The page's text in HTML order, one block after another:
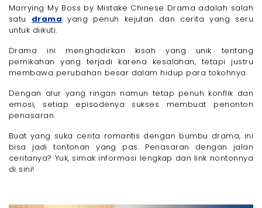
Cara Nonton Marrying My Boss by Mistake Chinese
Drama
Link Nonton Marrying My Boss by Mistake
Streaming Drama Favoritmu Tanpa Gangguan!
Marrying My Boss by Mistake Chinese Drama adalah salah
satu drama yang penuh kejutan dan cerita yang seru
untuk diikuti.
Drama ini menghadirkan kisah yang unik tentang
pernikahan yang terjadi karena kesalahan, tetapi justru
membawa perubahan besar dalam hidup para tokohnya.
Dengan alur yang ringan namun tetap penuh konflik dan
emosi, setiap episodenya sukses membuat penonton
penasaran.
Buat yang suka cerita romantis dengan bumbu drama, ini
bisa jadi tontonan yang pas. Penasaran dengan jalan
ceritanya? Yuk, simak informasi lengkap dan link nontonnya
di sini!